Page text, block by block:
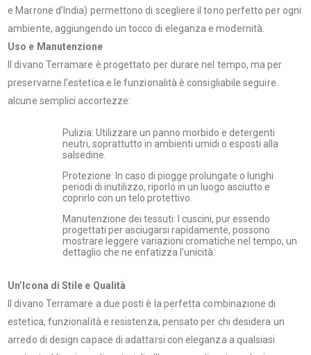
e Marrone d’India) permettono di scegliere il tono perfetto per ogni
ambiente, aggiungendo un tocco di eleganza e modernità.
Uso e Manutenzione
Il divano Terramare è progettato per durare nel tempo, ma per
preservarne l’estetica e le funzionalità è consigliabile seguire
alcune semplici accortezze:
Pulizia: Utilizzare un panno morbido e detergenti
neutri, soprattutto in ambienti umidi o esposti alla
salsedine.
Protezione: In caso di piogge prolungate o lunghi
periodi di inutilizzo, riporlo in un luogo asciutto e
coprirlo con un telo protettivo.
Manutenzione dei tessuti: I cuscini, pur essendo
progettati per asciugarsi rapidamente, possono
mostrare leggere variazioni cromatiche nel tempo, un
dettaglio che ne enfatizza l’unicità.
Un’Icona di Stile e Qualità
Il divano Terramare a due posti è la perfetta combinazione di
estetica, funzionalità e resistenza, pensato per chi desidera un
arredo di design capace di adattarsi con eleganza a qualsiasi